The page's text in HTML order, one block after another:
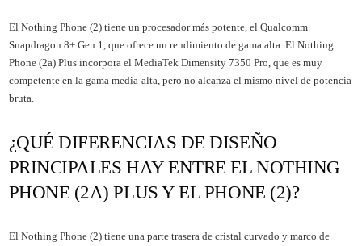
El Nothing Phone (2) tiene un procesador más potente, el Qualcomm
Snapdragon 8+ Gen 1, que ofrece un rendimiento de gama alta. El Nothing
Phone (2a) Plus incorpora el MediaTek Dimensity 7350 Pro, que es muy
competente en la gama media-alta, pero no alcanza el mismo nivel de potencia
bruta.
¿QUÉ DIFERENCIAS DE DISEÑO
PRINCIPALES HAY ENTRE EL NOTHING
PHONE (2A) PLUS Y EL PHONE (2)?
El Nothing Phone (2) tiene una parte trasera de cristal curvado y marco de